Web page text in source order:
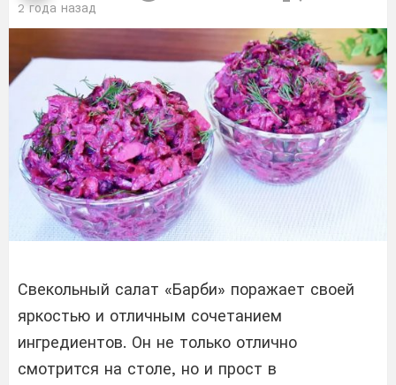
2 года назад
Свекольный салат «Барби» поражает своей
яркостью и отличным сочетанием
ингредиентов. Он не только отлично
смотрится на столе, но и прост в